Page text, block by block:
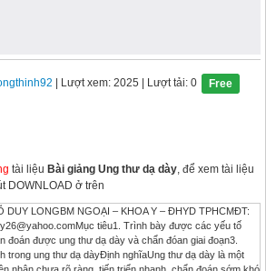
| Lượt xem: 2025 | Lượt tải: 0 Free
tài liệu Bài giảng Ung thư dạ dày, để xem tài liệu
DOWNLOAD ở trên
DUY LONGBM NGOẠI – KHOA Y – ĐHYD TPHCMĐT:
ục tiêu1. Trình bày được các yếu tố
đoán được ung thư dạ dày và chẩn đóan giai đoạn3.
trong ung thư dạ dàyĐịnh nghĩaUng thư dạ dày là một